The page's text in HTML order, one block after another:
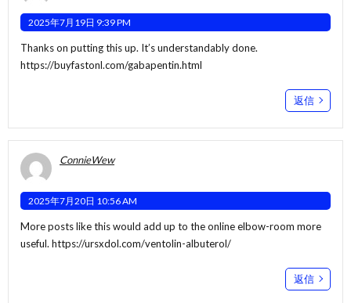
2025年7月19日 9:39 PM
Thanks on putting this up. It’s understandably done.
https://buyfastonl.com/gabapentin.html
返信
ConnieWew
2025年7月20日 10:56 AM
More posts like this would add up to the online elbow-room more
useful. https://ursxdol.com/ventolin-albuterol/
返信